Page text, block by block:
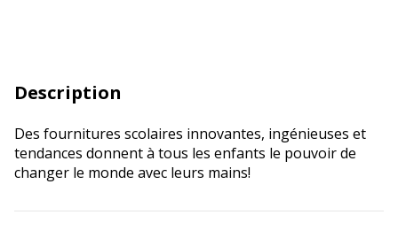
Description
Des fournitures scolaires innovantes, ingénieuses et
tendances donnent à tous les enfants le pouvoir de
changer le monde avec leurs mains!